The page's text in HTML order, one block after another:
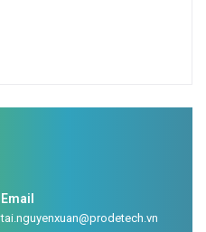
Email
tai.nguyenxuan@prodetech.vn